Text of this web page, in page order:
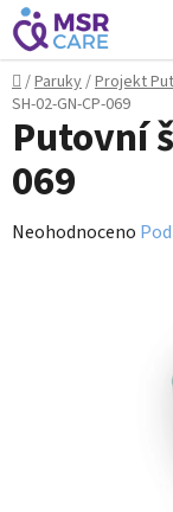
Přejít
na
obsah
Domů
/Paruky/Projekt
SH-02-GN-CP-069
Putovní
069
Průměrné
Neohodnoceno